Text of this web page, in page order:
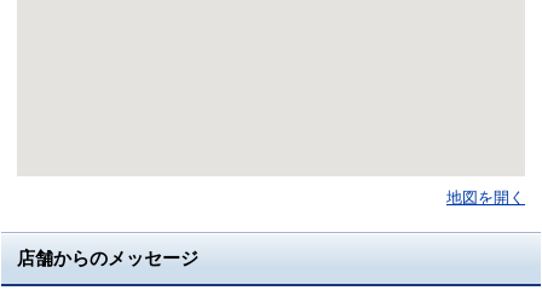
地図を開く
店舗からのメッセージ